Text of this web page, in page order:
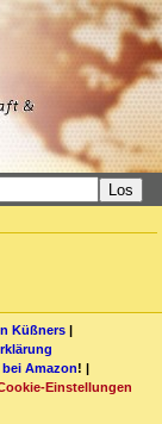
Los
Küßners |
Amazon! |
Einstellungen